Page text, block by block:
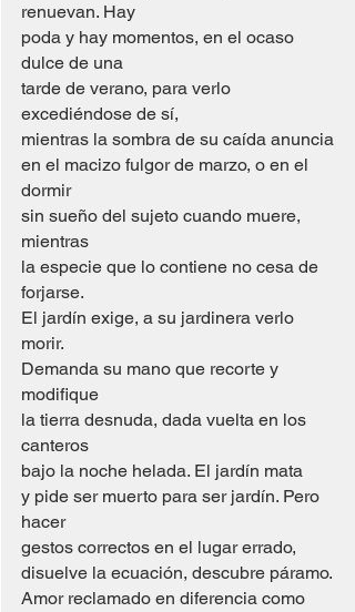
renuevan. Hay
poda y hay momentos, en el ocaso
dulce de una
tarde de verano, para verlo
excediéndose de sí,
mientras la sombra de su caída anuncia
en el macizo fulgor de marzo, o en el
dormir
sin sueño del sujeto cuando muere,
mientras
la especie que lo contiene no cesa de
forjarse.
El jardín exige, a su jardinera verlo
morir.
Demanda su mano que recorte y
modifique
la tierra desnuda, dada vuelta en los
canteros
bajo la noche helada. El jardín mata
y pide ser muerto para ser jardín. Pero
hacer
gestos correctos en el lugar errado,
disuelve la ecuación, descubre páramo.
Amor reclamado en diferencia como